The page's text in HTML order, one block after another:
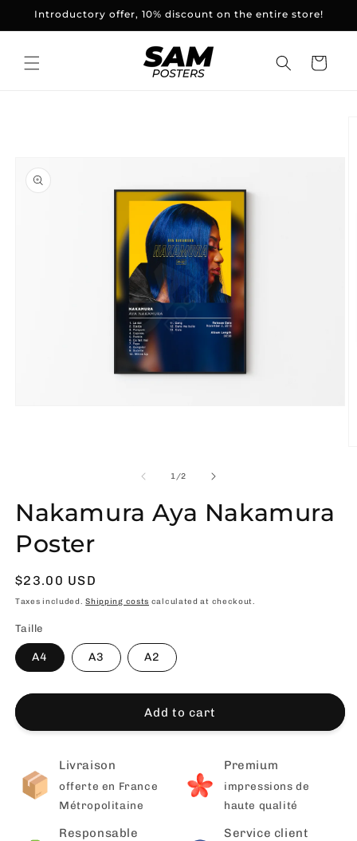
and
Introductory offer, 10% discount on the entire store!
Basket
1/of
2
Nakamura Aya Nakamura
Poster
Usual
price
$23.00 USD
Taxes included.Shipping costs calculated at checkout.
Taille
A4 A3 A2
Add to cart
Livraison
offerte en France
Métropolitaine
Premium
impressions de
haute qualité
Responsable Service client